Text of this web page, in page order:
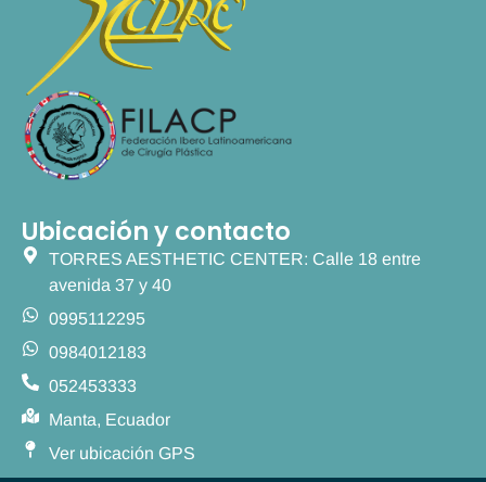
Ubicación y contacto
TORRES AESTHETIC CENTER: Calle 18 entre
avenida 37 y 40
0995112295
0984012183
052453333
Manta, Ecuador
Ver ubicación GPS